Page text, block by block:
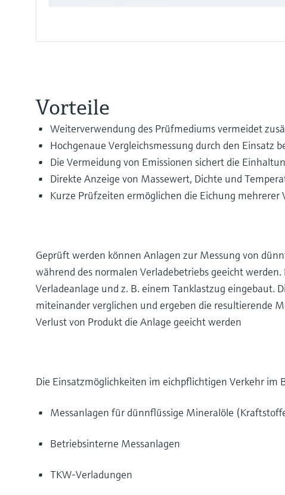
Vorteile
Weiterverwendung des Prüfmediums vermeidet
Hochgenaue Vergleichsmessung durch den Einsatz
Die Vermeidung von Emissionen sichert die
Direkte Anzeige von Massewert, Dichte und
Kurze Prüfzeiten ermöglichen die Eichung
Geprüft werden können Anlagen zur Messung von
während des normalen Verladebetriebs geeicht
Verladeanlage und z. B. einem Tanklastzug eingebaut.
miteinander verglichen und ergeben die resultierende
Verlust von Produkt die Anlage geeicht werden
Die Einsatzmöglichkeiten im eichpflichtigen Verkehr im
Messanlagen für dünnflüssige Mineralöle
Betriebsinterne Messanlagen
TKW-Verladungen